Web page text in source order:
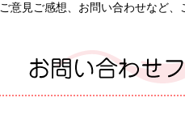
ご意見ご感想、お問い合わせなど、